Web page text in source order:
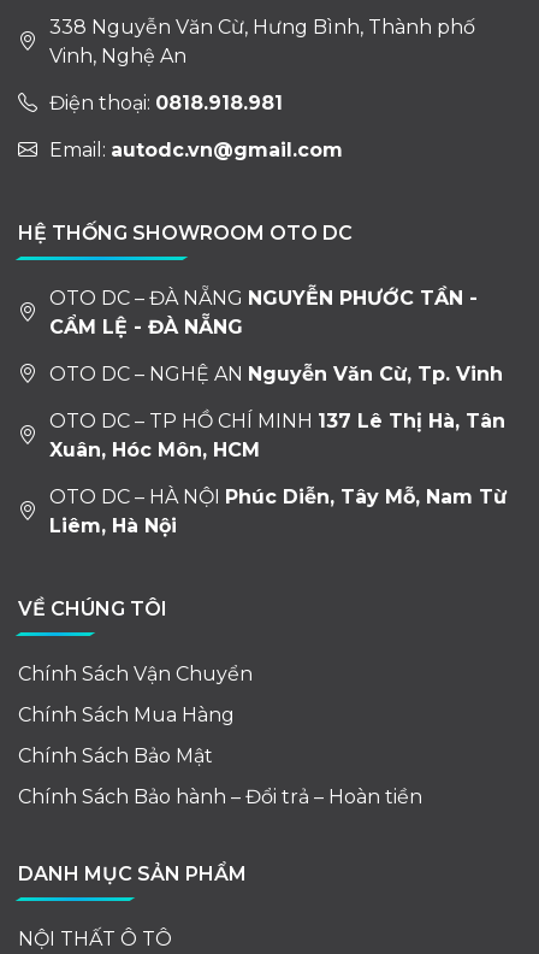
338 Nguyễn Văn Cừ, Hưng Bình, Thành phố
Vinh, Nghệ An
Điện thoại: 0818.918.981
Email: autodc.vn@gmail.com
HỆ THỐNG SHOWROOM OTO DC
OTO DC – ĐÀ NẴNG NGUYỄN PHƯỚC TẦN -
CẨM LỆ - ĐÀ NẴNG
OTO DC – NGHỆ AN Nguyễn Văn Cừ, Tp. Vinh
OTO DC – TP HỒ CHÍ MINH 137 Lê Thị Hà, Tân
Xuân, Hóc Môn, HCM
OTO DC – HÀ NỘI Phúc Diễn, Tây Mỗ, Nam Từ
Liêm, Hà Nội
VỀ CHÚNG TÔI
Chính Sách Vận Chuyển
Chính Sách Mua Hàng
Chính Sách Bảo Mật
Chính Sách Bảo hành – Đổi trả – Hoàn tiền
DANH MỤC SẢN PHẨM
NỘI THẤT Ô TÔ